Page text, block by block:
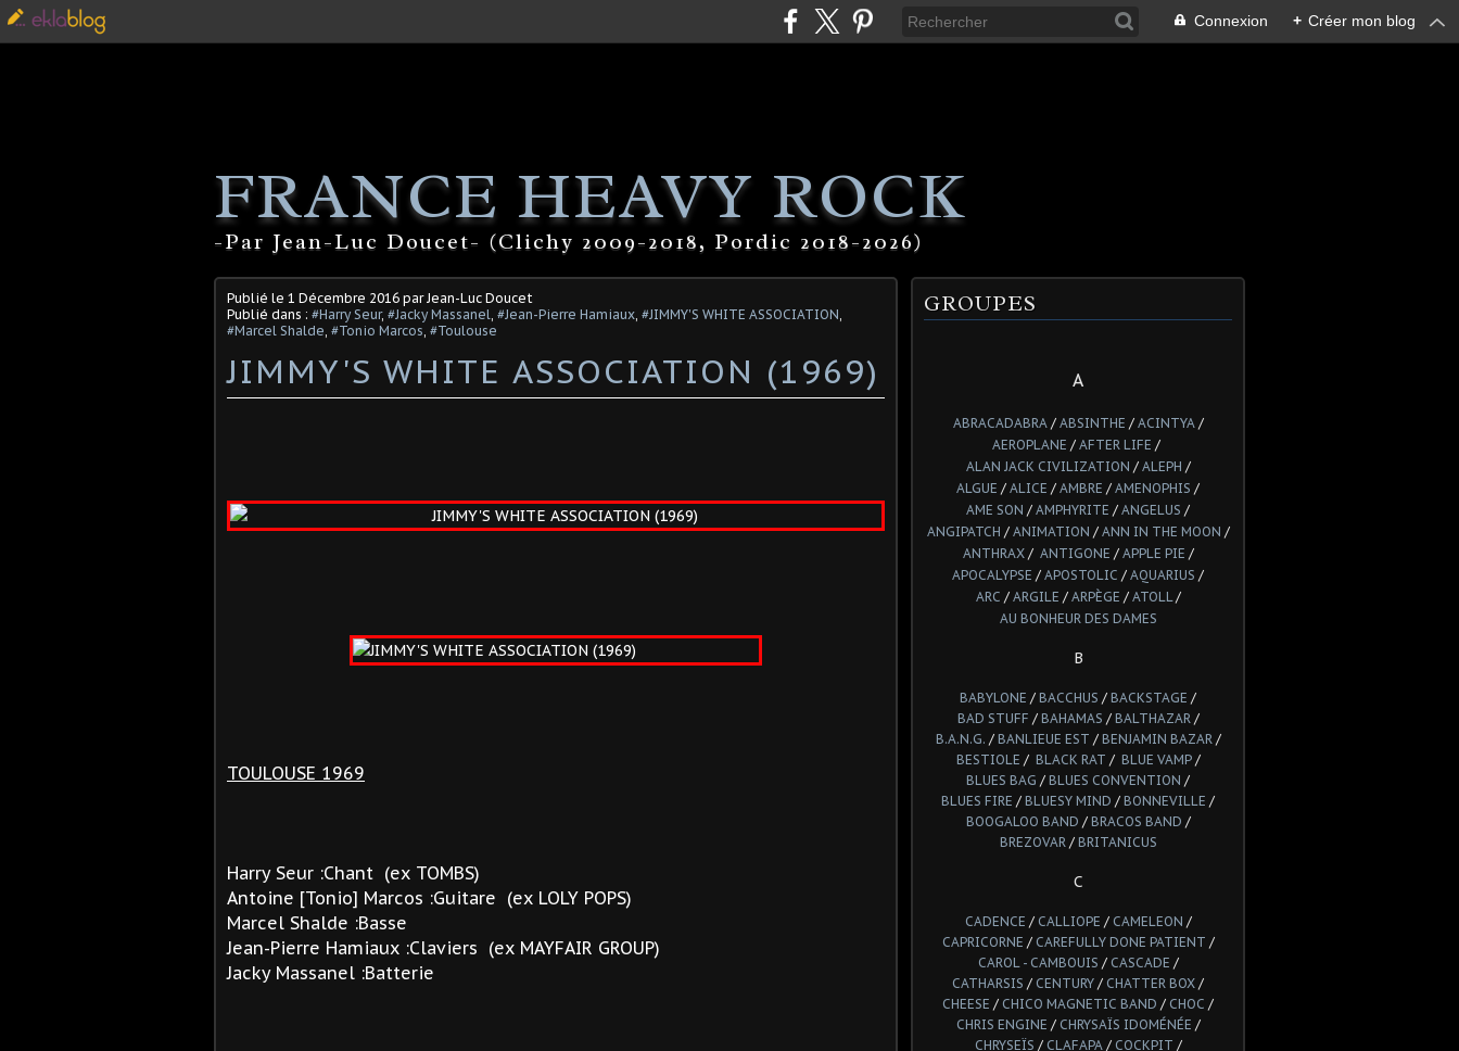
Connexion + Créer mon blog
FRANCE HEAVY ROCK
-Par Jean-Luc Doucet- (Clichy 2009-2018, Pordic 2018-2026)
Publié le 1 Décembre 2016 par Jean-Luc Doucet
Publié dans : #Harry Seur, #Jacky Massanel, #Jean-Pierre Hamiaux, #JIMMY'S WHITE ASSOCIATION,
#Marcel Shalde, #Tonio Marcos, #Toulouse
JIMMY'S WHITE ASSOCIATION (1969)
TOULOUSE 1969
Harry Seur :Chant (ex TOMBS)
Antoine [Tonio] Marcos :Guitare (ex LOLY POPS)
Marcel Shalde :Basse
Jean-Pierre Hamiaux :Claviers (ex MAYFAIR GROUP)
Jacky Massanel :Batterie
GROUPES
A
ABRACADABRA/ ABSINTHE / ACINTYA/
AEROPLANE / AFTER LIFE /
ALAN JACK CIVILIZATION / ALEPH /
ALGUE / ALICE / AMBRE / AMENOPHIS /
AME SON / AMPHYRITE / ANGELUS /
ANGIPATCH / ANIMATION / ANN IN THE MOON /
ANTHRAX/ ANTIGONE / APPLE PIE /
APOCALYPSE / APOSTOLIC / AQUARIUS /
ARC / ARGILE / ARPÈGE / ATOLL/
AU BONHEUR DES DAMES
B
BABYLONE / BACCHUS / BACKSTAGE /
BAD STUFF / BAHAMAS / BALTHAZAR/
B.A.N.G. / BANLIEUE EST / BENJAMIN BAZAR/
BESTIOLE / BLACK RAT / BLUE VAMP/
BLUES BAG / BLUES CONVENTION /
BLUES FIRE / BLUESY MIND / BONNEVILLE /
BOOGALOO BAND / BRACOS BAND /
BREZOVAR/ BRITANICUS
C
CADENCE / CALLIOPE / CAMELEON /
CAPRICORNE / CAREFULLY DONE PATIENT /
CAROL - CAMBOUIS / CASCADE /
CATHARSIS / CENTURY / CHATTER BOX /
CHEESE / CHICO MAGNETIC BAND / CHOC /
CHRIS ENGINE / CHRYSAÏS IDOMÉNÉE /
CHRYSEÏS / CLAFAPA/ COCKPIT /